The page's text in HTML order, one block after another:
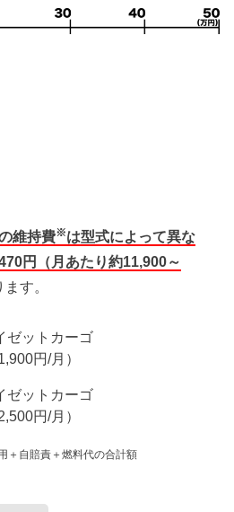
維持費※は型式によって異な
円（月あたり約11,900～
す。
ゼットカーゴ
円/月）
ゼットカーゴ
円/月）
＋自賠責＋燃料代の合計額